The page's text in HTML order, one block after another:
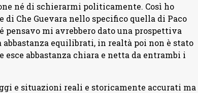
né di schierarmi politicamente. Così ho
Che Guevara nello specifico quella di Paco
pensavo mi avrebbero dato una prospettiva
equilibrati, in realtà poi non è stato
esce abbastanza chiara e netta da entrambi i
e situazioni reali e storicamente accurati ma